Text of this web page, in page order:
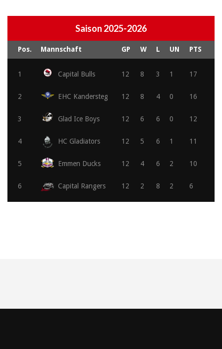
Saison 2025-2026
Pos. Mannschaft GP W L UN PTS
1 Capital Bulls 12 8 3 1 17
2 EHC Kandersteg 12 8 4 0 16
3 Glad Ice Boys 12 6 6 0 12
4 HC Gladiators 12 5 6 1 11
5 Emmen Ducks 12 4 6 2 10
6 Capital Rangers 12 2 8 2 6